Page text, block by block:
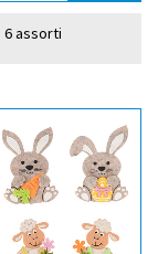
6 assorti